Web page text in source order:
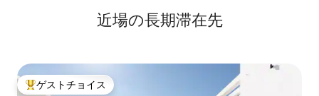
近場の長期滞在先
大好評のゲストチョイスです。
ゲストチョイス